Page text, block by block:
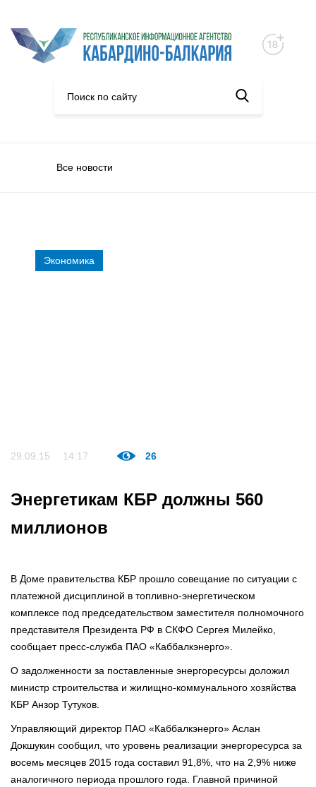
Все новости
Экономика
29.09.15 14:17 26
Энергетикам КБР должны 560
миллионов
В Доме правительства КБР прошло совещание по ситуации с
платежной дисциплиной в топливно-энергетическом
комплексе под председательством заместителя полномочного
представителя Президента РФ в СКФО Сергея Милейко,
сообщает пресс-служба ПАО «Каббалкэнерго».
О задолженности за поставленные энергоресурсы доложил
министр строительства и жилищно-коммунального хозяйства
КБР Анзор Тутуков.
Управляющий директор ПАО «Каббалкэнерго» Аслан
Докшукин сообщил, что уровень реализации энергоресурса за
восемь месяцев 2015 года составил 91,8%, что на 2,9% ниже
аналогичного периода прошлого года. Главной причиной